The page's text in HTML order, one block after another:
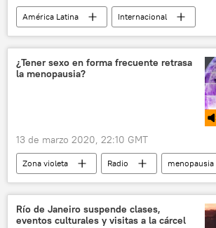
América Latina
Internacional
Marielle Franco
Brasil
asesinato
noticias
¿Tener sexo en forma frecuente retrasa
la menopausia?
13 de marzo 2020, 22:10 GMT
Zona violeta Radio
menopausia
vida sexual
sexo
Río de Janeiro suspende clases,
eventos culturales y visitas a la cárcel